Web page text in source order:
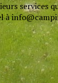
à